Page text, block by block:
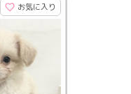
お気に入り